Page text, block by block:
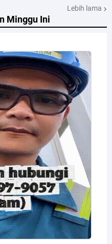
Minggu Ini
Lebih lama